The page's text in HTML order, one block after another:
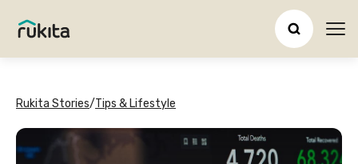
Rukita Stories/Tips & Lifestyle